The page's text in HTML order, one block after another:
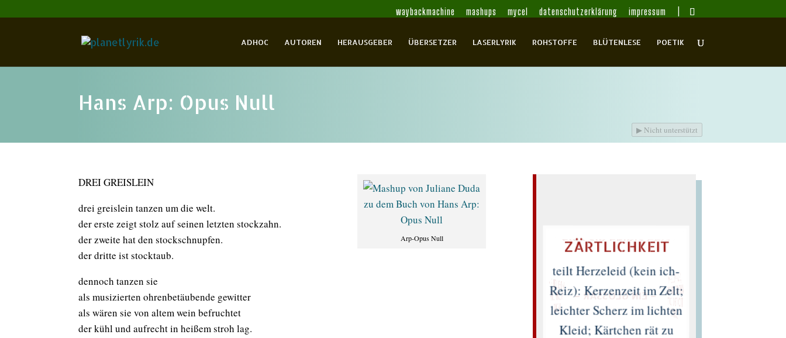
waybackmachine mashups mycel datenschutzerklärung impressum
ADHOC AUTOREN HERAUSGEBER ÜBERSETZER LASERLYRIK ROHSTOFFE BLÜTENLESE POETIK
Hans Arp: Opus Null
▶ Nicht unterstützt
Arp-Opus Null
DREI GREISLEIN
drei greislein tanzen um die welt.
der erste zeigt stolz auf seinen letzten stockzahn.
der zweite hat den stockschnupfen.
der dritte ist stocktaub.
dennoch tanzen sie
als musizierten ohrenbetäubende gewitter
als wären sie von altem wein befruchtet
der kühl und aufrecht in heißem stroh lag.
„SUPPE LEHM
ANTIKES IM PELZ
TICKTE O GOTT
LOTTE"
ZÄRTLICHKEIT
teilt Herzeleid (kein ich-
Reiz): Kerzenzeit im Zelt;
leichter Scherz im lichten
Kleid; Kärtchen rät zu
MICHEL LEIRIS ・
FELIX PHILIPP
INGOLD
– EIN GLOSSAR –
LIES SIR LEIRIS LEIS